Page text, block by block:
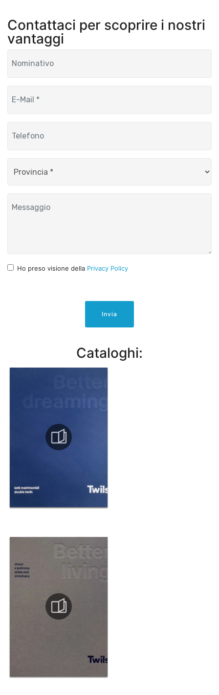
Contattaci per scoprire i nostri
vantaggi
Ho preso visione della Privacy Policy
Invia
Cataloghi: